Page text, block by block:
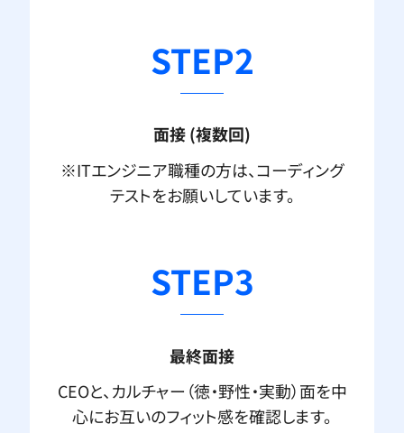
STEP2
面接 (複数回)
※ITエンジニア職種の方は、コーディング
テストをお願いしています。
STEP3
最終面接
CEOと、カルチャー（徳・野性・実動）面を中
心にお互いのフィット感を確認します。